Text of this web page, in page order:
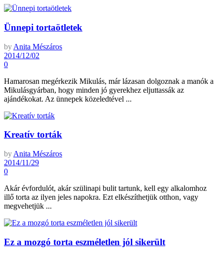
Ünnepi tortaötletek
by Anita Mészáros
2014/12/02
0
Hamarosan megérkezik Mikulás, már lázasan dolgoznak a manók a
Mikulásgyárban, hogy minden jó gyerekhez eljuttassák az
ajándékokat. Az ünnepek közeledtével ...
Kreatív torták
by Anita Mészáros
2014/11/29
0
Akár évfordulót, akár szülinapi bulit tartunk, kell egy alkalomhoz
illő torta az ilyen jeles napokra. Ezt elkészíthetjük otthon, vagy
megvehetjük ...
Ez a mozgó torta eszméletlen jól sikerült